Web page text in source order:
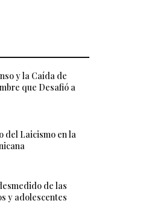
y la Caída de
que Desafió a
del Laicismo en la
de las
y adolescentes